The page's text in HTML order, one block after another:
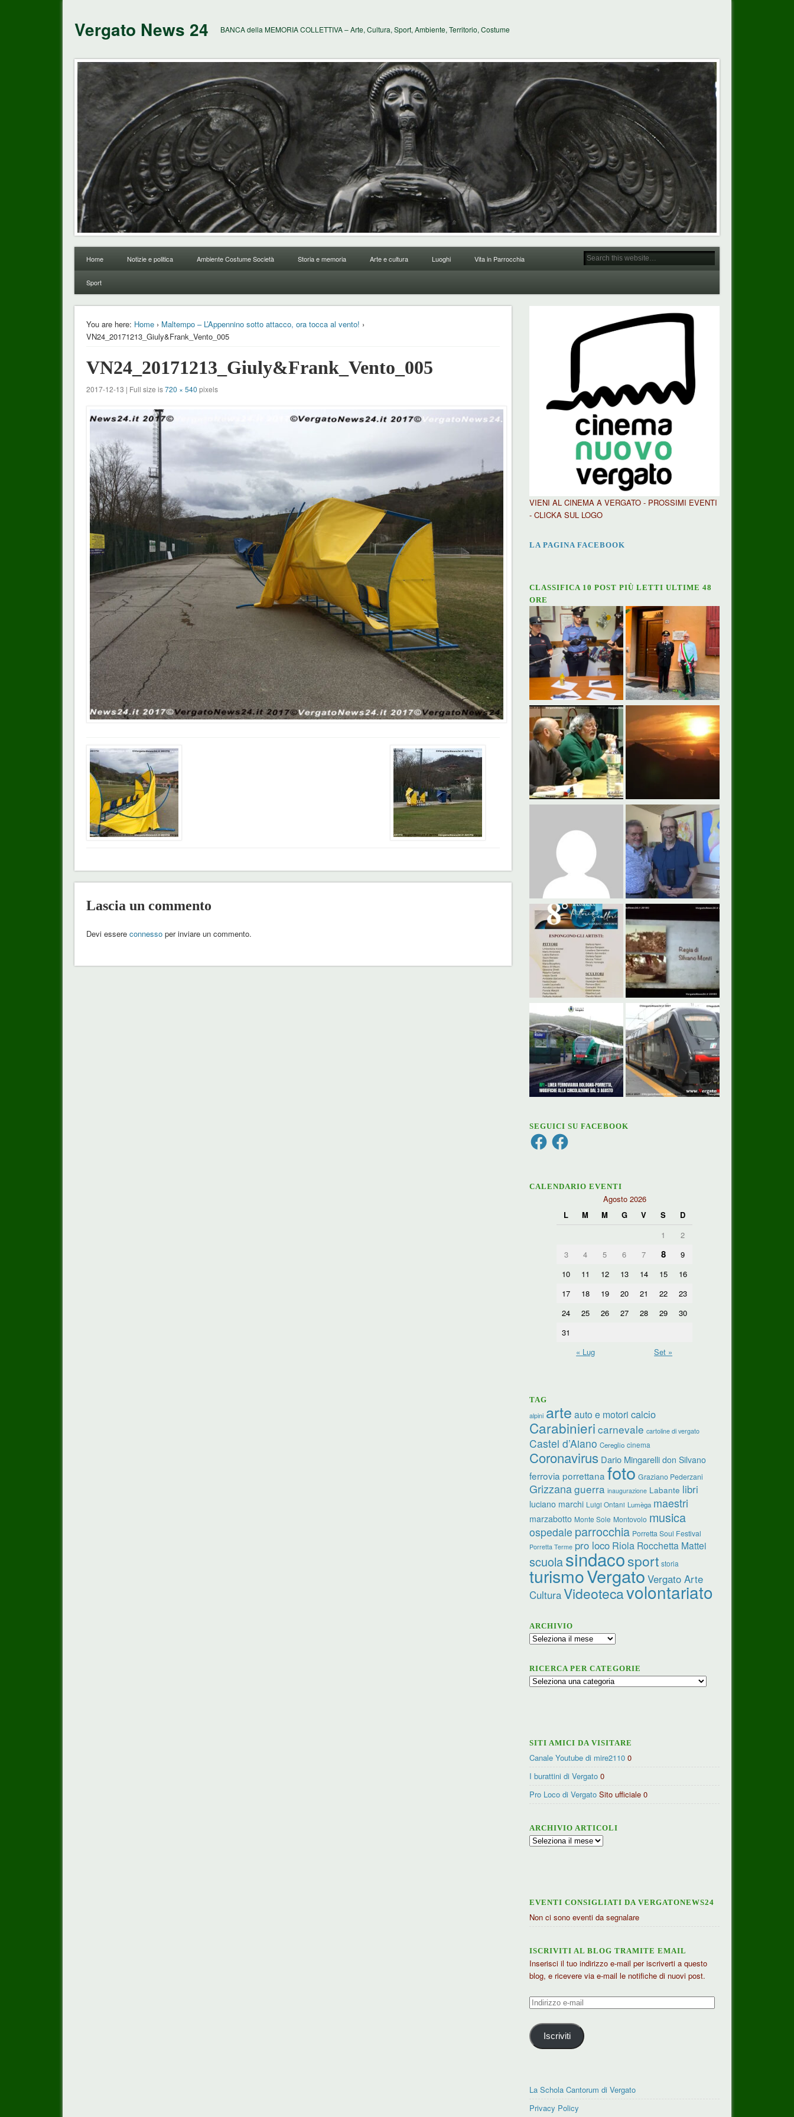
Vergato News 24 BANCA della MEMORIA COLLETTIVA – Arte, Cultura, Sport, Ambiente, Territorio, Costume
Home Notizie e politica Ambiente Costume Società Storia e memoria Arte e cultura Luoghi Vita in Parrocchia
Sport
You are here: Home› Maltempo – L’Appennino sotto attacco, ora tocca al vento! ›
VN24_20171213_Giuly&Frank_Vento_005
VN24_20171213_Giuly&Frank_Vento_005
2017-12-13 | Full size is720 × 540 pixels
Lascia un commento
Devi essere connessoper inviare un commento.
VIENI AL CINEMA A VERGATO - PROSSIMI EVENTI
- CLICKA SUL LOGO
LA PAGINA FACEBOOK
CLASSIFICA 10 POST PIÙ LETTI ULTIME 48
ORE
SEGUICI SU FACEBOOK
FacebookFacebook
CALENDARIO EVENTI
Agosto 2026
L
M M G V S
D
1
2
3
4 5 6 7 8
9
10
11 12 13 14 15
16
17
18 19 20 21 22
23
24
25 26 27 28 29
30
31
« Lug
Set »
TAG
alpini arte auto e motori calcio
Carabinieri carnevale cartoline di vergato
Castel d’Aiano Cereglio cinema
Coronavirus Dario Mingarelli don Silvano
ferrovia porrettana foto Graziano Pederzani
Grizzanaguerra inaugurazione Labante libri
luciano marchi Luigi Ontani Lumèga maestri
marzabotto Monte Sole Montovolo musica
ospedale parrocchia Porretta Soul Festival
Porretta Terme pro loco Riola Rocchetta Mattei
scuolasindacosport storia
turismoVergato Vergato Arte
CulturaVideotecavolontariato
ARCHIVIO
Archivio
RICERCA PER CATEGORIE
Ricerca
SITI AMICI DA VISITARE
Canale Youtube di mire2110 0
I burattini di Vergato 0
Pro Loco di Vergato Sito ufficiale 0
ARCHIVIO ARTICOLI
Archivio
EVENTI CONSIGLIATI DA VERGATONEWS24
Non ci sono eventi da segnalare
ISCRIVITI AL BLOG TRAMITE EMAIL
Inserisci il tuo indirizzo e-mail per iscriverti a questo
blog, e ricevere via e-mail le notifiche di nuovi post.
Indirizzo
mail
Iscriviti
La Schola Cantorum di Vergato
Privacy Policy